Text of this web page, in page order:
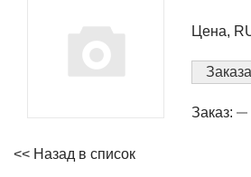
Цена,
Заказ:
<< Назад в список